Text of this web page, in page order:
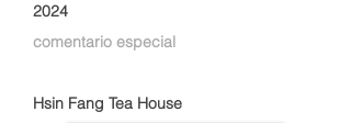
2024
comentario especial
Hsin Fang Tea House